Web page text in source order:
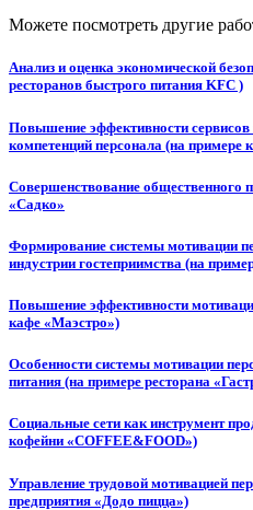
Можете посмотреть другие
Анализ и оценка экономической
ресторанов быстрого питания KFC )
Повышение эффективности сервисов
компетенций персонала (на
Совершенствование общественного
«Садко»
Формирование системы мотивации
индустрии гостеприимства (на
Повышение эффективности
кафе «Маэстро»)
Особенности системы мотивации
питания (на примере ресторана
Социальные сети как инструмент
кофейни «COFFEE&FOOD»)
Управление трудовой мотивацией
предприятия «Додо пицца»)